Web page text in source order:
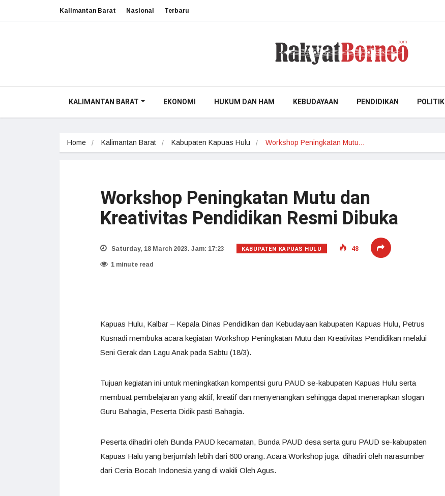
Kalimantan Barat Nasional Terbaru
KALIMANTAN BARAT EKONOMI HUKUM DAN HAM KEBUDAYAAN PENDIDIKAN POLITIK
Home Kalimantan Barat Kabupaten Kapuas Hulu Workshop Peningkatan Mutu…
Workshop Peningkatan Mutu dan
Kreativitas Pendidikan Resmi Dibuka
Saturday, 18 March 2023. Jam: 17:23 KABUPATEN KAPUAS HULU 48
1 minute read
Kapuas Hulu, Kalbar – Kepala Dinas Pendidikan dan Kebudayaan kabupaten Kapuas Hulu, Petrus
Kusnadi membuka acara kegiatan Workshop Peningkatan Mutu dan Kreativitas Pendidikan melalui
Seni Gerak dan Lagu Anak pada Sabtu (18/3).
Tujuan kegiatan ini untuk meningkatkan kompentsi guru PAUD se-kabupaten Kapuas Hulu serta
membuat pembelajaran yang aktif, kreatif dan menyenangkan sehingga dapat menerapkan slogan
Guru Bahagia, Peserta Didik pasti Bahagia.
Peserta dihadiri oleh Bunda PAUD kecamatan, Bunda PAUD desa serta guru PAUD se-kabupaten
Kapuas Halu yang berjumlah lebih dari 600 orang. Acara Workshop juga dihadiri oleh narasumber
dari Ceria Bocah Indonesia yang di wakili Oleh Agus.